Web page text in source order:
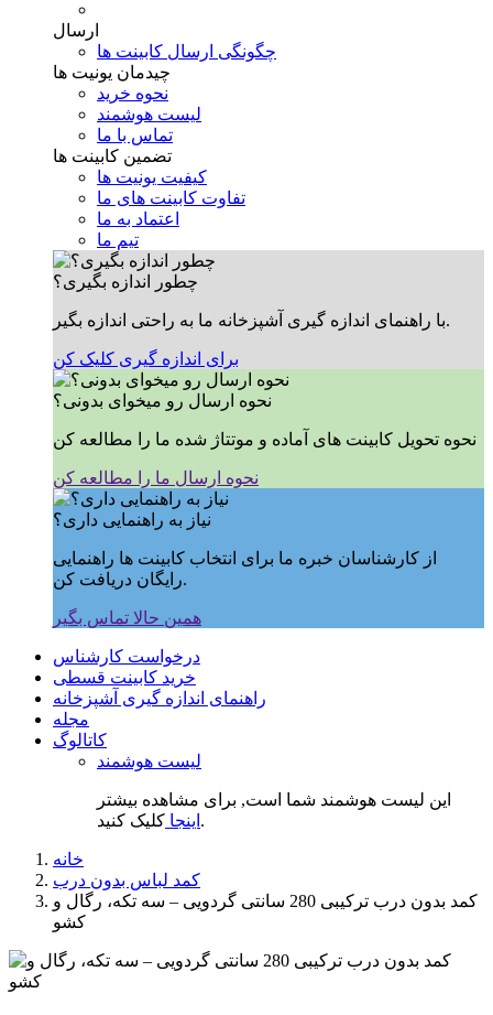
ارسال
چگونگی ارسال کابینت ها
چیدمان یونیت ها
نحوه خرید
لیست هوشمند
تماس با ما
تضمین کابینت ها
کیفیت یونیت ها
تفاوت کابینت های ما
اعتماد به ما
تیم ما
چطور اندازه بگیری؟
با راهنمای اندازه گیری آشپزخانه ما به راحتی اندازه بگیر.
برای اندازه گیری کلیک کن
نحوه ارسال رو میخوای بدونی؟
نحوه تحویل کابینت های آماده و موتتاژ شده ما را مطالعه کن
نحوه ارسال ما را مطالعه کن
نیاز به راهنمایی داری؟
از کارشناسان خبره ما برای انتخاب کابینت ها راهنمایی
رایگان دریافت کن.
همین حالا تماس بگیر
درخواست کارشناس
خرید کابینت قسطی
راهنمای اندازه گیری آشپزخانه
مجله
کاتالوگ
لیست هوشمند
این لیست هوشمند شما است, برای مشاهده بیشتر
اینجا کلیک کنید.
خانه
کمد لباس بدون درب
کمد بدون درب ترکیبی 280 سانتی گردویی – سه تکه، رگال و
کشو